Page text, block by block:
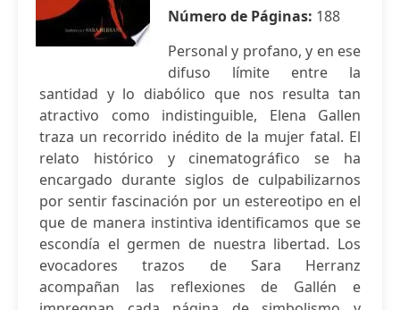
Número de Páginas: 188
Personal y profano, y en ese
difuso límite entre la
santidad y lo diabólico que nos resulta tan
atractivo como indistinguible, Elena Gallen
traza un recorrido inédito de la mujer fatal. El
relato histórico y cinematográfico se ha
encargado durante siglos de culpabilizarnos
por sentir fascinación por un estereotipo en el
que de manera instintiva identificamos que se
escondía el germen de nuestra libertad. Los
evocadores trazos de Sara Herranz
acompañan las reflexiones de Gallén e